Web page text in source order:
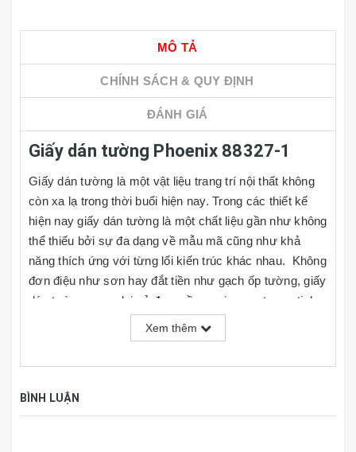
MÔ TẢ
CHÍNH SÁCH & QUY ĐỊNH
ĐÁNH GIÁ
Giấy dán tường Phoenix 88327-1
Giấy dán tường là một vật liệu trang trí nội thất không
còn xa lạ trong thời buổi hiện nay. Trong các thiết kế
hiện nay giấy dán tường là một chất liệu gần như không
thể thiếu bởi sự đa dạng về mẫu mã cũng như khả
năng thích ứng với từng lối kiến trúc khác nhau. Không
đơn điệu như sơn hay đắt tiền như gạch ốp tường, giấy
dán tường mang lại vẻ đẹp mềm mại, sang trọng, tinh
chọn, đồng thời giá cả cũng rất phải chăng. Cùng với
nhau trong căn phòng.
Xem thêm
BÌNH LUẬN